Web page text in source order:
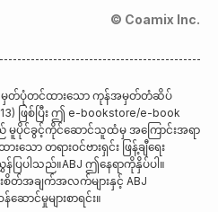
© Coamix Inc.
တ်ပုံတင်ထားသော ကုန်အမှတ်တံဆိပ်
ဖြစ်ပြီး ဤ e-bookstore/e-book
ည် မူပိုင်ခွင့်ကိုင်ဆောင်သူထံမှ အကြောင်းအရာ
သော တရားဝင်ဗားရှင်း ဖြန့်ချီရေး
န်ပြပါသည်။ABJ ဤနေရာကိုနှိပ်ပါ။
အချက်အလက်များနှင့် ABJ
ာင်မှုများစာရင်း။